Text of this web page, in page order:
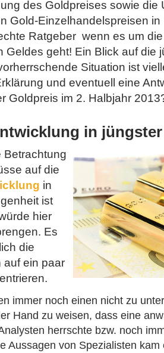
des Goldpreises sowie die
Gold-Einzelhandelspreisen
Ratgeber wenn es um
Geldes geht! Ein Blick auf die
Situation ist
und eventuell eine
Goldpreis im 2. Halbjahr
in
Betrachtung
auf die
in
ist
hier
Es
die
auf ein paar
immer noch einen nicht zu
Hand zu weisen, dass eine
herrschte bzw. noch
Aussagen von Spezialisten